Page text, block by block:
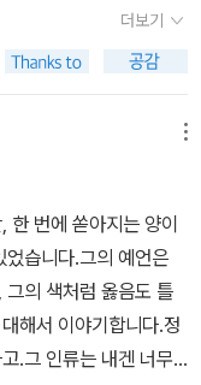
기, 주 6일 근무하던
으나, 그런 소리를 사
은 잘못이 있게 마련
어버렸다. 41🌱그때 나
식도 이제는 끝났고, 내
달라진 것은 아무것
년대 유럽이나 현대의
조금 뒤에 마리는 나
아무 의미도 없는 말이
답했다. 마리는 슬픈 표
성과 무죄성'의 문제
이 카뮈가 보는 카프카
>와 <성>, 두 작품의
것을 도스토옙스키의
껴가게 된다. 그런 교
역본이 추가돼 나름대
는 데 도움이 될 것 같
프카, 모두 전집까지
/ 휴머니스트 / 360쪽)
쪽) ​(2017-30) 흉
철학사상연구소 / 22
/ 이태하 / 책세상 / 15
/ 해냄 / 400쪽) (201
폭풍
572쪽) ​(2017-35) 채
어 (안도현 / 문학동
(장 자크 루소 / 주경
론 (Du Contral socia
화원 / 226쪽) ​(2017-3
고자 하지 않는다. 그
않는다. 이렇게 되면
컨대 사람들은 그에게
우친다고 말하기를 요
기보다는 오히려 귀찮
문에 그는 유죄선고
어쩌면 어제, 양로원으
례식. 경백.' 그것만으
모르겠다. 양로원은 알
에 버스를 타면, 오후
수 있고, 내일 저녁에
더보기
한 번에 쏟아지는 양이
습니다.그의 예언은
의 색처럼 옳음도 틀
해서 이야기합니다.정
.그 인류는 내겐 너무